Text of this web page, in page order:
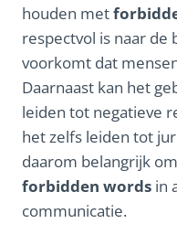
houden met
respectvol is naar
voorkomt dat
Daarnaast kan het
leiden tot negatieve
het zelfs leiden tot
daarom belangrijk
forbidden words in
communicatie.